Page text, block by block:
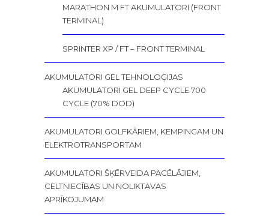
MARATHON M FT AKUMULATORI (FRONT
TERMINAL)
SPRINTER XP / FT – FRONT TERMINAL
AKUMULATORI GEL TEHNOLOĢIJAS
AKUMULATORI GEL DEEP CYCLE 700
CYCLE (70% DOD)
AKUMULATORI GOLFKĀRIEM, KEMPINGAM UN
ELEKTROTRANSPORTAM
AKUMULATORI ŠĶĒRVEIDA PACĒLĀJIEM,
CELTNIECĪBAS UN NOLIKTAVAS
APRĪKOJUMAM